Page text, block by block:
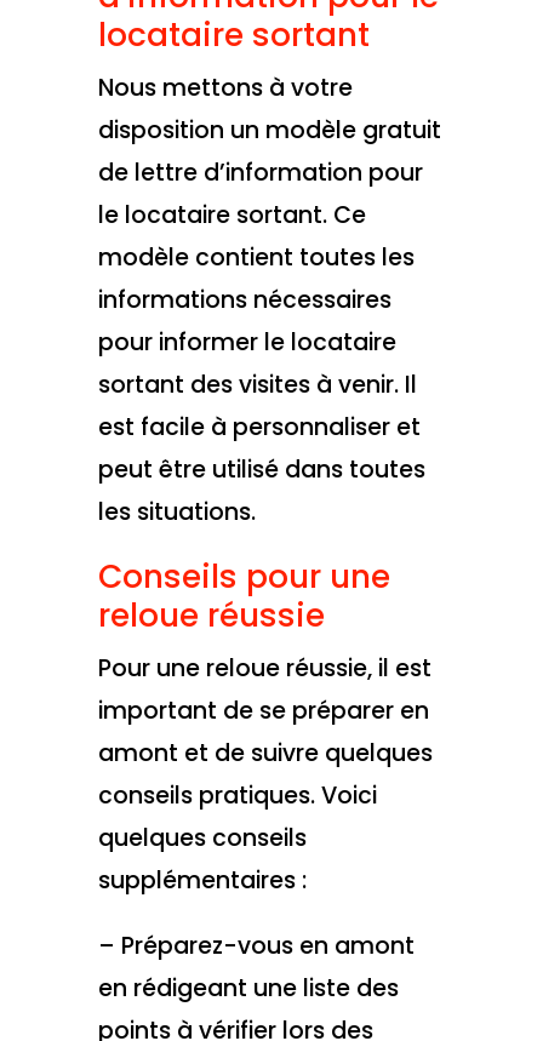
locataire sortant
Nous mettons à votre
disposition un modèle gratuit
de lettre d’information pour
le locataire sortant. Ce
modèle contient toutes les
informations nécessaires
pour informer le locataire
sortant des visites à venir. Il
est facile à personnaliser et
peut être utilisé dans toutes
les situations.
Conseils pour une
reloue réussie
Pour une reloue réussie, il est
important de se préparer en
amont et de suivre quelques
conseils pratiques. Voici
quelques conseils
supplémentaires :
– Préparez-vous en amont
en rédigeant une liste des
points à vérifier lors des